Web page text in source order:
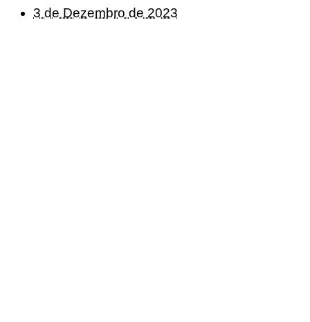
3 de Dezembro de 2023